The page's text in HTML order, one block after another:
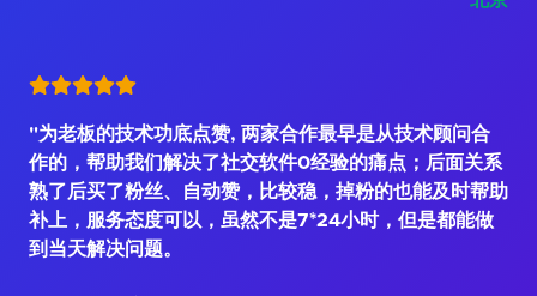
"为老板的技术功底点赞, 两家合作最早是从技术顾问合
作的，帮助我们解决了社交软件0经验的痛点；后面关系
熟了后买了粉丝、自动赞，比较稳，掉粉的也能及时帮助
补上，服务态度可以，虽然不是7*24小时，但是都能做
到当天解决问题。